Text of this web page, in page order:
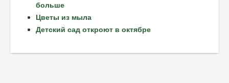
больше
Цветы из мыла
Детский сад откроют в октябре